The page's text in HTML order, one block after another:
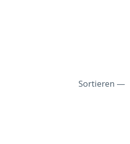
Sortieren —